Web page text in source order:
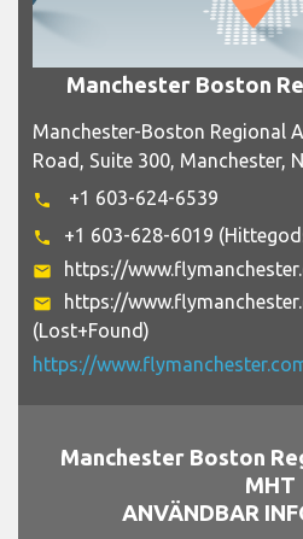
Manchester Boston
Manchester-Boston Regional
Road, Suite 300, Manchester,
phone +1 603-624-6539
phone +1 603-628-6019
email https://
email
https://
(Lost+Found)
https://
Manchester Boston
MHT
ANVÄNDBAR